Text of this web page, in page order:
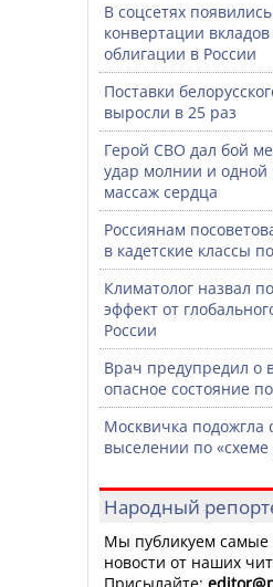
В соцсетях
конвертации
облигации в России
Поставки
выросли в 25 раз
Герой СВО дал бой
удар молнии и одной
массаж сердца
Россиянам
в кадетские классы
Климатолог назвал
эффект от
России
Врач предупредил
опасное состояние
Москвичка подожгла
выселении по
Народный
Мы публикуем самые
новости от наших